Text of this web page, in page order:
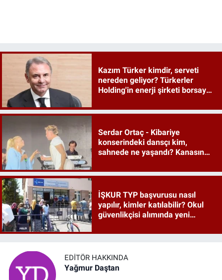
Kazım Türker kimdir, serveti
nereden geliyor? Türkerler
Holding'in enerji şirketi borsaya
Serdar Ortaç - Kibariye
konserindeki dansçı kim,
sahnede ne yaşandı? Kanasın
İŞKUR TYP başvurusu nasıl
yapılır, kimler katılabilir? Okul
güvenlikçisi alımında yeni
EDITÖR HAKKINDA
Yağmur Daştan